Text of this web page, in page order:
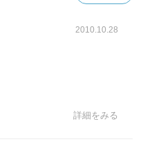
2010.10.28
詳細をみる